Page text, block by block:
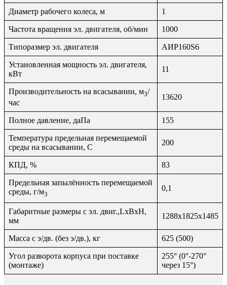
Диаметр рабочего колеса, м 1
Частота вращения эл. двигателя, об/мин 1000
Типоразмер эл. двигателя АИР160S6
Установленная мощность эл. двигателя,
кВт
11
Производительность на всасывании, м3/
час
13620
Полное давление, даПа 155
Температура предельная перемещаемой
среды на всасывании, С
200
КПД, % 83
Предельная запылённость перемещаемой
среды, г/м3
0,1
Габаритные размеры с эл. двиг.,LxBxH,
мм
1288х1825х1485
Масса с э/дв. (без э/дв.), кг 625 (500)
Угол разворота корпуса при поставке
(монтаже)
255° (0°-270°
через 15°)